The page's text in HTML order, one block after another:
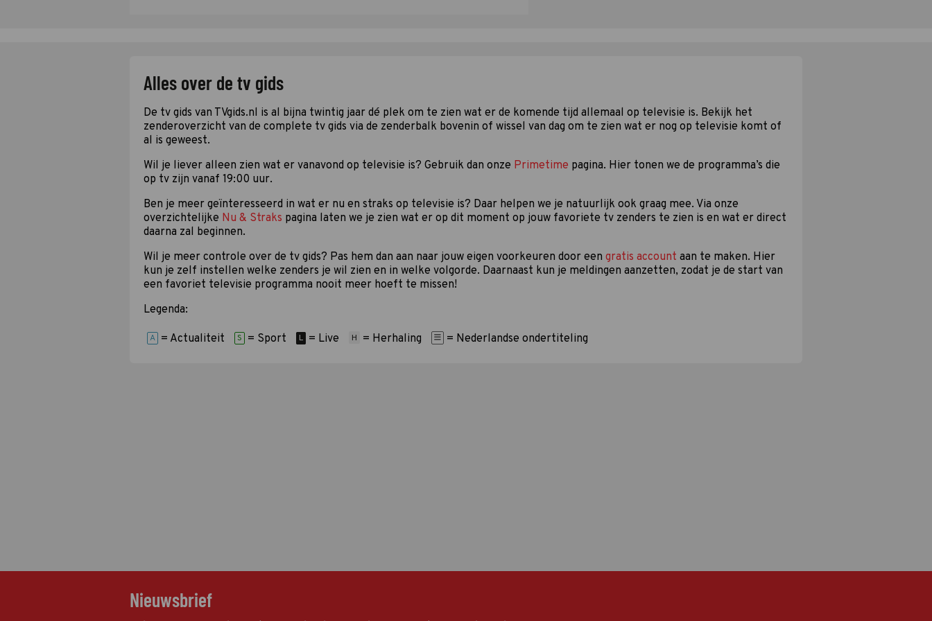
Alles over de tv gids
De tv gids van TVgids.nl is al bijna twintig jaar dé plek om te zien wat er de komende tijd allemaal op televisie is. Bekijk het
zenderoverzicht van de complete tv gids via de zenderbalk bovenin of wissel van dag om te zien wat er nog op televisie komt of
al is geweest.
Wil je liever alleen zien wat er vanavond op televisie is? Gebruik dan onze Primetime pagina. Hier tonen we de programma’s die
op tv zijn vanaf 19:00 uur.
Ben je meer geïnteresseerd in wat er nu en straks op televisie is? Daar helpen we je natuurlijk ook graag mee. Via onze
overzichtelijke Nu & Straks pagina laten we je zien wat er op dit moment op jouw favoriete tv zenders te zien is en wat er direct
daarna zal beginnen.
Wil je meer controle over de tv gids? Pas hem dan aan naar jouw eigen voorkeuren door een gratis account aan te maken. Hier
kun je zelf instellen welke zenders je wil zien en in welke volgorde. Daarnaast kun je meldingen aanzetten, zodat je de start van
een favoriet televisie programma nooit meer hoeft te missen!
Legenda:
A = Actualiteit S = Sport L = Live H = Herhaling = Nederlandse ondertiteling
Nieuwsbrief